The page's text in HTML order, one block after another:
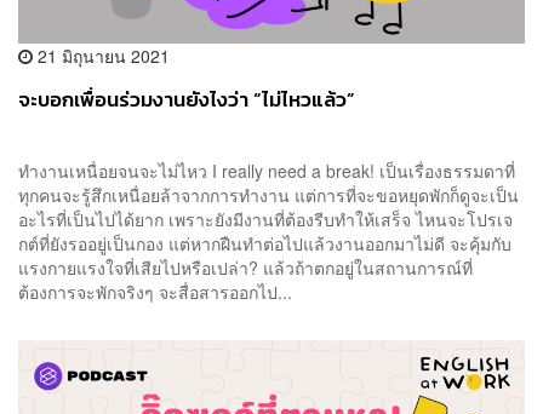
21 มิถุนายน 2021
จะบอกเพื่อนร่วมงานยังไงว่า “ไม่ไหวแล้ว”
ทำงานเหนื่อยจนจะไม่ไหว I really need a break! เป็นเรื่องธรรมดาที่
ทุกคนจะรู้สึกเหนื่อยล้าจากการทำงาน แต่การที่จะขอหยุดพักก็ดูจะเป็น
อะไรที่เป็นไปได้ยาก เพราะยังมีงานที่ต้องรีบทำให้เสร็จ ไหนจะโปรเจ
กต์ที่ยังรออยู่เป็นกอง แต่หากฝืนทำต่อไปแล้วงานออกมาไม่ดี จะคุ้มกับ
แรงกายแรงใจที่เสียไปหรือเปล่า? แล้วถ้าตกอยู่ในสถานการณ์ที่
ต้องการจะพักจริงๆ จะสื่อสารออกไป...